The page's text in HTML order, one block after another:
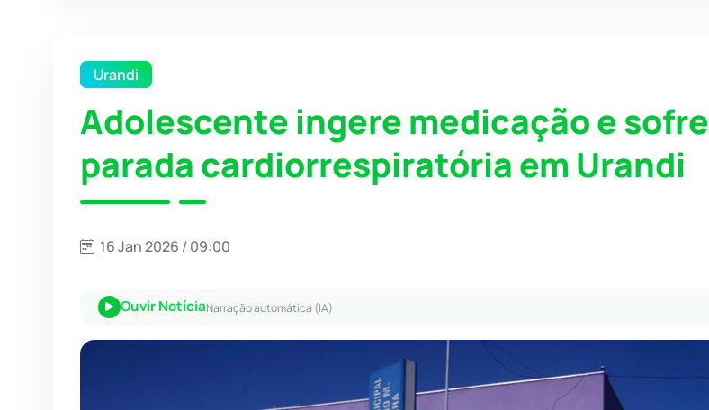
Urandi
Adolescente ingere medicação e sofre
parada cardiorrespiratória em Urandi
16 Jan 2026 / 09:00
Ouvir NotíciaNarração automática (IA)